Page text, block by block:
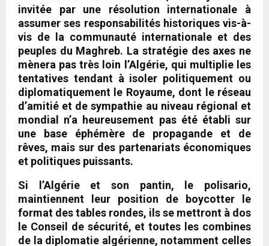
invitée par une résolution internationale à
assumer ses responsabilités historiques vis-à-
vis de la communauté internationale et des
peuples du Maghreb. La stratégie des axes ne
mènera pas très loin l’Algérie, qui multiplie les
tentatives tendant à isoler politiquement ou
diplomatiquement le Royaume, dont le réseau
d’amitié et de sympathie au niveau régional et
mondial n’a heureusement pas été établi sur
une base éphémère de propagande et de
rêves, mais sur des partenariats économiques
et politiques puissants.
Si l’Algérie et son pantin, le polisario,
maintiennent leur position de boycotter le
format des tables rondes, ils se mettront à dos
le Conseil de sécurité, et toutes les combines
de la diplomatie algérienne, notamment celles